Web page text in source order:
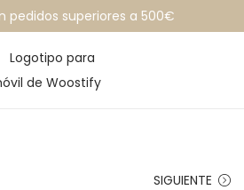
pedidos superiores a 500€
SIGUIENTE